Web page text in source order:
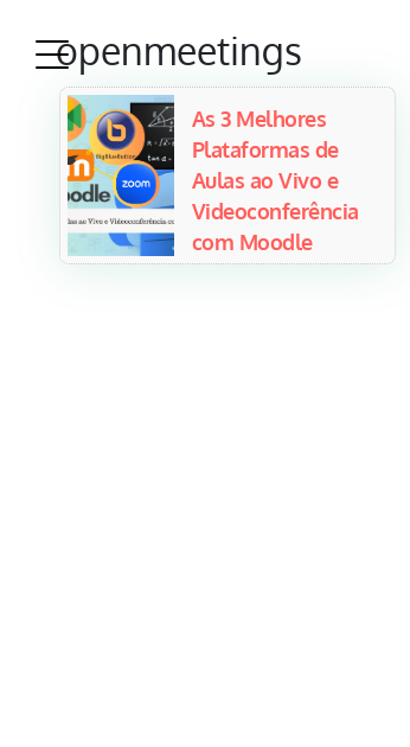
openmeetings
As 3 Melhores
Plataformas de
Aulas ao Vivo e
Videoconferência
com Moodle